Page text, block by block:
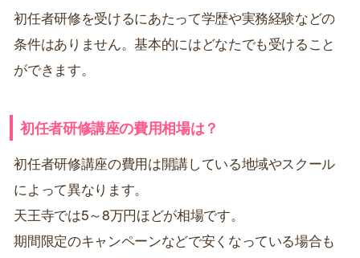
初任者研修を受けるにあたって学歴や実務経験などの
条件はありません。基本的にはどなたでも受けること
ができます。
初任者研修講座の費用相場は？
初任者研修講座の費用は開講している地域やスクール
によって異なります。
天王寺では5～8万円ほどが相場です。
期間限定のキャンペーンなどで安くなっている場合も